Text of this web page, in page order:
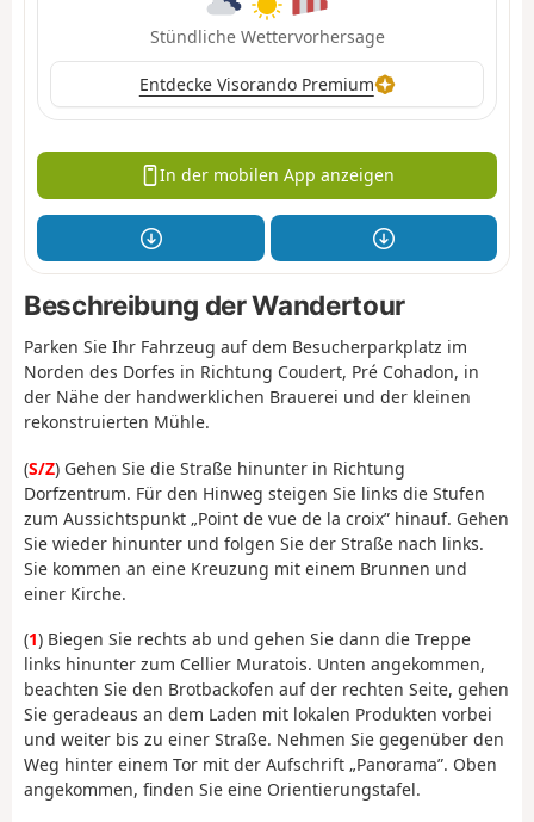
Stündliche Wettervorhersage
Entdecke Visorando Premium
In der mobilen App anzeigen
Beschreibung der Wandertour
Parken Sie Ihr Fahrzeug auf dem Besucherparkplatz im
Norden des Dorfes in Richtung Coudert, Pré Cohadon, in
der Nähe der handwerklichen Brauerei und der kleinen
rekonstruierten Mühle.
(S/Z) Gehen Sie die Straße hinunter in Richtung
Dorfzentrum. Für den Hinweg steigen Sie links die Stufen
zum Aussichtspunkt „Point de vue de la croix” hinauf. Gehen
Sie wieder hinunter und folgen Sie der Straße nach links.
Sie kommen an eine Kreuzung mit einem Brunnen und
einer Kirche.
(1) Biegen Sie rechts ab und gehen Sie dann die Treppe
links hinunter zum Cellier Muratois. Unten angekommen,
beachten Sie den Brotbackofen auf der rechten Seite, gehen
Sie geradeaus an dem Laden mit lokalen Produkten vorbei
und weiter bis zu einer Straße. Nehmen Sie gegenüber den
Weg hinter einem Tor mit der Aufschrift „Panorama”. Oben
angekommen, finden Sie eine Orientierungstafel.